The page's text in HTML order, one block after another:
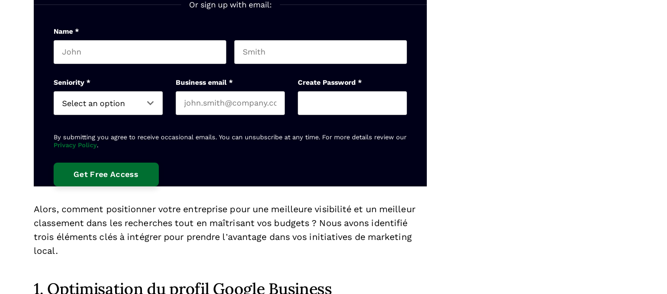
Or sign up with email:
Name *
Seniority * Business email * Create Password *
By submitting you agree to receive occasional emails. You can unsubscribe at any time. For more details review our
Privacy Policy.
Alors, comment positionner votre entreprise pour une meilleure visibilité et un meilleur
classement dans les recherches tout en maîtrisant vos budgets ? Nous avons identifié
trois éléments clés à intégrer pour prendre l’avantage dans vos initiatives de marketing
local.
1. Optimisation du profil Google Business